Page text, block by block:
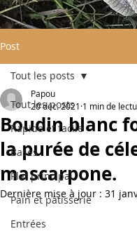
Post
Tout les posts
Rapide et facile
Bases
Plat principal
Pain et pâtisserie
Entrées
Tout les posts
Boudin blanc
la purée de
mascarpone.
Papou
20 déc. 2021 1 min de
Dernière mise à jour : 31